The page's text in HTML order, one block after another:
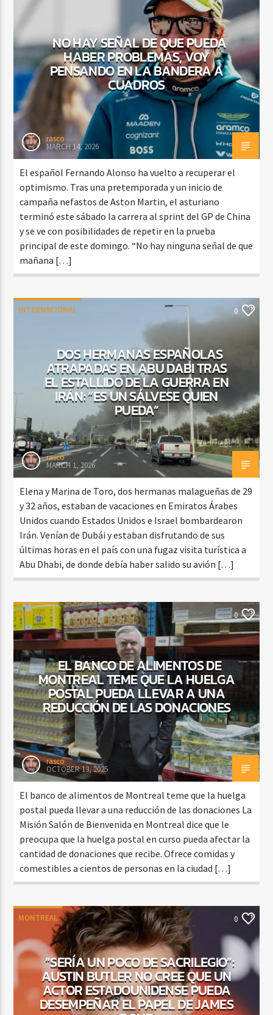
NO HAY SEÑAL DE QUE PUEDA
HABER PROBLEMAS, VOY
PENSANDO EN LA BANDERA A
CUADROS
rasco
MARCH 14, 2026
El español Fernando Alonso ha vuelto a recuperar el
optimismo. Tras una pretemporada y un inicio de
campaña nefastos de Aston Martin, el asturiano
terminó este sábado la carrera al sprint del GP de China
y se ve con posibilidades de repetir en la prueba
principal de este domingo. “No hay ninguna señal de que
mañana […]
INTERNACIONAL 0
DOS HERMANAS ESPAÑOLAS
ATRAPADAS EN ABU DABI TRAS
EL ESTALLIDO DE LA GUERRA EN
IRÁN: “ES UN SÁLVESE QUIEN
PUEDA”
rasco
MARCH 1, 2026
Elena y Marina de Toro, dos hermanas malagueñas de 29
y 32 años, estaban de vacaciones en Emiratos Árabes
Unidos cuando Estados Unidos e Israel bombardearon
Irán. Venían de Dubái y estaban disfrutando de sus
últimas horas en el país con una fugaz visita turística a
Abu Dhabi, de donde debía haber salido su avión […]
NOTICIAS 0
EL BANCO DE ALIMENTOS DE
MONTREAL TEME QUE LA HUELGA
POSTAL PUEDA LLEVAR A UNA
REDUCCIÓN DE LAS DONACIONES
rasco
OCTOBER 13, 2025
El banco de alimentos de Montreal teme que la huelga
postal pueda llevar a una reducción de las donaciones La
Misión Salón de Bienvenida en Montreal dice que le
preocupa que la huelga postal en curso pueda afectar la
cantidad de donaciones que recibe. Ofrece comidas y
comestibles a cientos de personas en la ciudad […]
MONTREAL 0
“SERÍA UN POCO DE SACRILEGIO”:
AUSTIN BUTLER NO CREE QUE UN
ACTOR ESTADOUNIDENSE PUEDA
DESEMPEÑAR EL PAPEL DE JAMES